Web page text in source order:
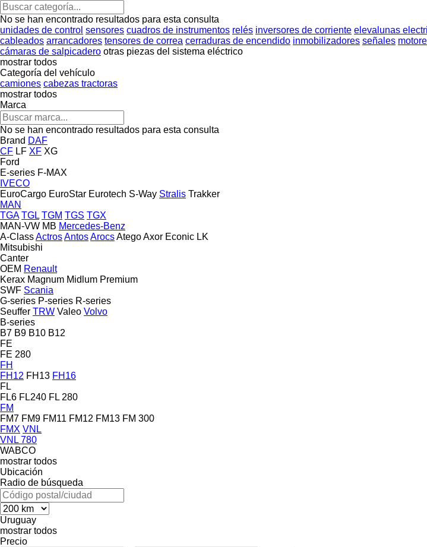
No se han encontrado resultados para esta consulta
unidades de control sensores cuadros de instrumentos relés inversores de corriente elevalunas
cableados arrancadores tensores de correa cerraduras de encendido inmobilizadores señales
cámaras de salpicadero otras piezas del sistema eléctrico
mostrar todos
Categoría del vehículo
camiones cabezas tractoras
mostrar todos
Marca
No se han encontrado resultados para esta consulta
Brand DAF
CF LF XF XG
Ford
E-series F-MAX
IVECO
EuroCargo EuroStar Eurotech S-Way Stralis Trakker
MAN
TGA TGL TGM TGS TGX
MAN-VW MB Mercedes-Benz
A-ClassActrosAntosArocsAtegoAxor Econic LK
Mitsubishi
Canter
OEM Renault
Kerax Magnum Midlum Premium
SWF Scania
G-series P-series R-series
Seuffer TRW Valeo Volvo
B-series
B7 B9 B10 B12
FE
FE 280
FH
FH12 FH13 FH16
FL
FL6 FL240 FL 280
FM
FM7 FM9 FM11 FM12 FM13 FM 300
FMX VNL
VNL 780
WABCO
mostrar todos
Ubicación
Radio de búsqueda
Uruguay
mostrar todos
Precio